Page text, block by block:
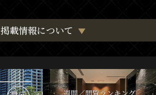
掲載情報について